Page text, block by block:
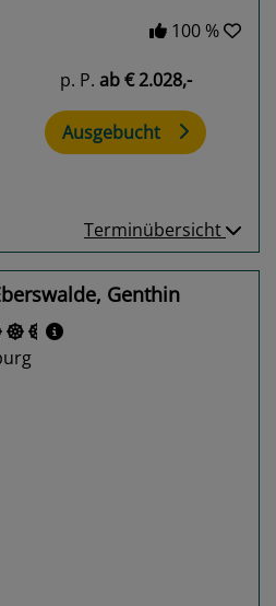
100 %
p. P. ab€ 2.028,-
Ausgebucht
Terminübersicht
Genthin